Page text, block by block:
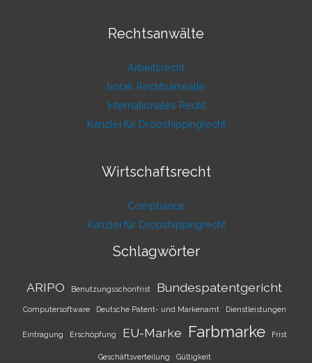
Rechtsanwälte
Arbeitsrecht
horak Rechtsanwälte
Internationales Recht
Kanzlei für Dropshippingrecht
Wirtschaftsrecht
Compliance
Kanzlei für Dropshippingrecht
Schlagwörter
ARIPO Benutzungsschonfrist Bundespatentgericht
Computersoftware Deutsche Patent- und Markenamt Dienstleistungen
Eintragung Erschöpfung EU-Marke Farbmarke Frist
Geschäftsverteilung Gültigkeit